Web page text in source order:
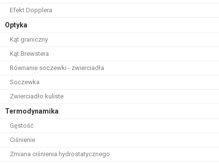
Efekt Dopplera
Optyka
Kąt graniczny
Kąt Brewstera
Równanie soczewki - zwierciadła
Soczewka
Zwierciadło kuliste
Termodynamika
Gęstość
Ciśnienie
Zmiana ciśnienia hydrostatycznego